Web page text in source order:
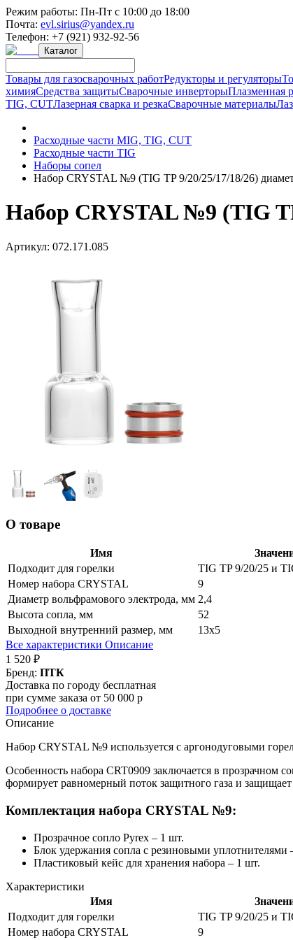
Режим работы: Пн-Пт с 10:00 до 18:00
Почта: evl.sirius@yandex.ru
Телефон: +7 (921) 932-92-56
Каталог
Товары для газосварочных работРедукторы и регуляторы
химияСредства защитыСварочные инверторыПлазменная
TIG, CUTЛазерная сварка и резкаСварочные материалы
Расходные части MIG, TIG, CUT
Расходные части TIG
Наборы сопел
Набор CRYSTAL №9 (TIG TP 9/20/25/17/18/26)
Набор CRYSTAL №9 (TIG
Артикул: 072.171.085
О товаре
Имя
Подходит для горелки
TIG TP 9/20/25 и
Номер набора CRYSTAL
9
Диаметр вольфрамового электрода, мм 2,4
Высота сопла, мм
52
Выходной внутренний размер, мм
13х5
Все характеристики Описание
1 520 ₽
Бренд: ПТК
Доставка по городу бесплатная
при сумме заказа от 50 000 р
Подробнее о доставке
Описание
Набор CRYSTAL №9 используется с аргонодуговыми
Особенность набора CRT0909 заключается в прозрачном
формирует равномерный поток защитного газа и
Комплектация набора CRYSTAL №9:
Прозрачное сопло Pyrex – 1 шт.
Блок удержания сопла с резиновыми уплотнителями
Пластиковый кейс для хранения набора – 1 шт.
Характеристики
Имя
Подходит для горелки
TIG TP 9/20/25 и
Номер набора CRYSTAL
9